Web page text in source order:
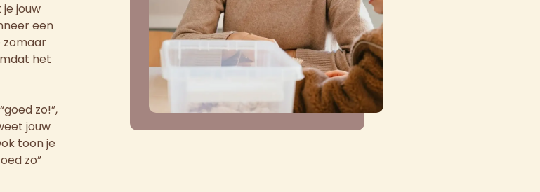
jouw
een
zomaar
het
zo!”,
jouw
toon je
zo”